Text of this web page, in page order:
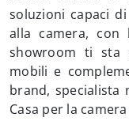
soluzioni capaci
alla camera,
showroom ti sta
mobili e
brand, specialista
Casa per la